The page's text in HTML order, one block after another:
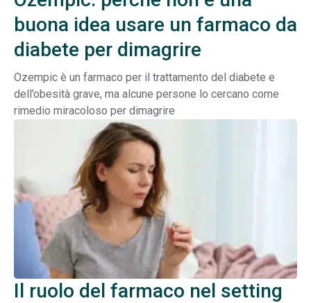
buona idea usare un farmaco da
diabete per dimagrire
Ozempic è un farmaco per il trattamento del diabete e
dell’obesità grave, ma alcune persone lo cercano come
rimedio miracoloso per dimagrire
Il ruolo del farmaco nel setting